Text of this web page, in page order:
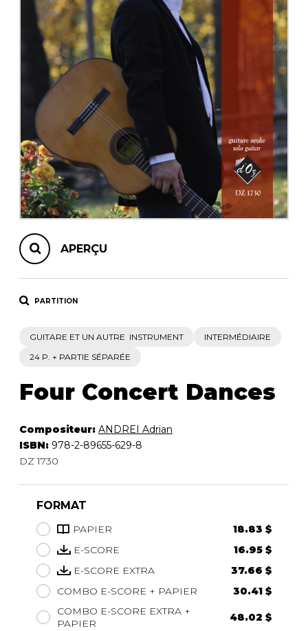
AUTRES PRODUITS
APERÇU
PARTITION
GUITARE ET UN AUTRE INSTRUMENT
INTERMÉDIAIRE
24 P. + PARTIE SÉPARÉE
Four Concert Dances
Compositeur: ANDREI Adrian
ISBN: 978-2-89655-629-8
DZ 1730
FORMAT
PAPIER
18.83 $
E-SCORE
16.95 $
E-SCORE EXTRA
37.66 $
COMBO E-SCORE + PAPIER
30.41 $
COMBO E-SCORE EXTRA +
PAPIER
48.02 $